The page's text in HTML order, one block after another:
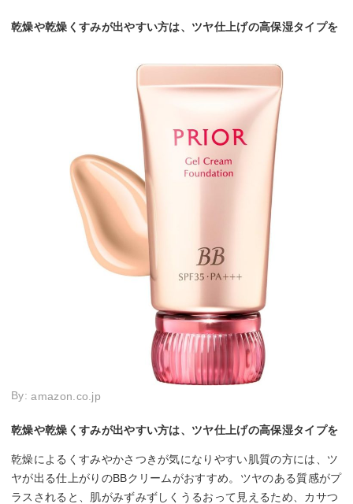
乾燥や乾燥くすみが出やすい方は、ツヤ仕上げの高保湿タイプを
By:amazon.co.jp
乾燥や乾燥くすみが出やすい方は、ツヤ仕上げの高保湿タイプを
乾燥によるくすみやかさつきが気になりやすい肌質の方には、ツ
ヤが出る仕上がりのBBクリームがおすすめ。ツヤのある質感がプ
ラスされると、肌がみずみずしくうるおって見えるため、カサつ